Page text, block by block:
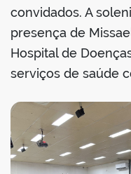
convidados. A
presença de
Hospital de
serviços de saúde